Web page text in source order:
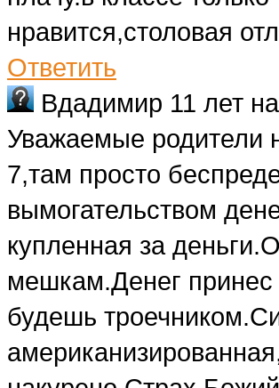
нравится,столовая
Ответить
Вдадимир 11 лет
Уважаемые родители
7,там просто
вымогательством
купленная за
мешкам.Денег принес
будешь